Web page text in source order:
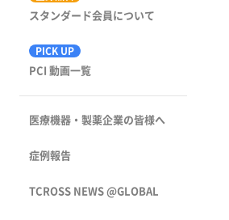
スタンダード会員について
PICK UP
PCI 動画一覧
医療機器・製薬企業の皆様へ
症例報告
TCROSS NEWS @GLOBAL